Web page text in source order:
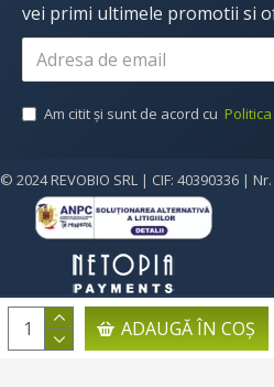
ADAUGĂ ÎN COŞ
vei primi ultimele promotii si
Am citit şi sunt de acord cu
© 2024 REVOBIO SRL | CIF: 40390336 |